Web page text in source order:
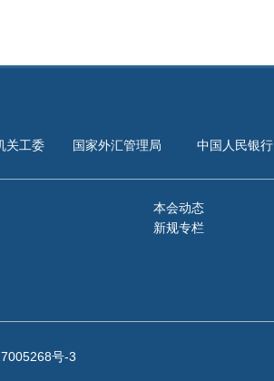
关工委 国家外汇管理局 中国人民银行
本会动态
新规专栏
号-3